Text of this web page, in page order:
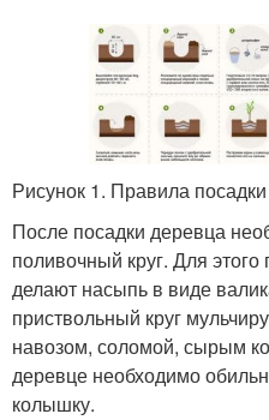
Рисунок 1. Правила
После посадки деревца
поливочный круг. Для
делают насыпь в виде
приствольный круг
навозом, соломой, сырым
деревце необходимо
колышку.